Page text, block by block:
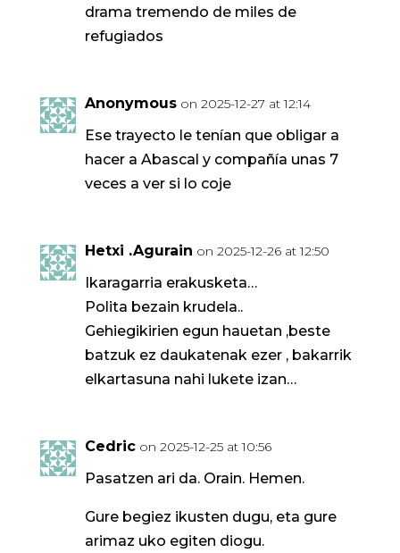
drama tremendo de miles de
refugiados
Anonymous on 2025-12-27 at 12:14
Ese trayecto le tenían que obligar a
hacer a Abascal y compañía unas 7
veces a ver si lo coje
Hetxi .Agurain on 2025-12-26 at 12:50
Ikaragarria erakusketa…
Polita bezain krudela..
Gehiegikirien egun hauetan ,beste
batzuk ez daukatenak ezer , bakarrik
elkartasuna nahi lukete izan…
Cedric on 2025-12-25 at 10:56
Pasatzen ari da. Orain. Hemen.
Gure begiez ikusten dugu, eta gure
arimaz uko egiten diogu.